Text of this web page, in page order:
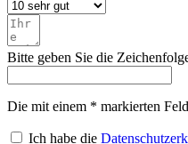
Bitte geben Sie die
Die mit einem * markierten
Ich habe die